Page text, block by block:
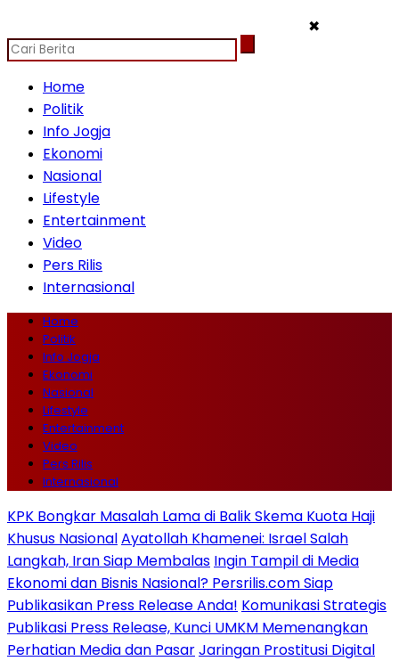
✖
Home
Politik
Info Jogja
Ekonomi
Nasional
Lifestyle
Entertainment
Video
Pers Rilis
Internasional
Home
Politik
Info Jogja
Ekonomi
Nasional
Lifestyle
Entertainment
Video
Pers Rilis
Internasional
KPK Bongkar Masalah Lama di Balik Skema Kuota Haji
Khusus NasionalAyatollah Khamenei: Israel Salah
Langkah, Iran Siap Membalas Ingin Tampil di Media
Ekonomi dan Bisnis Nasional? Persrilis.com Siap
Publikasikan Press Release Anda! Komunikasi Strategis
Publikasi Press Release, Kunci UMKM Memenangkan
Perhatian Media dan PasarJaringan Prostitusi Digital